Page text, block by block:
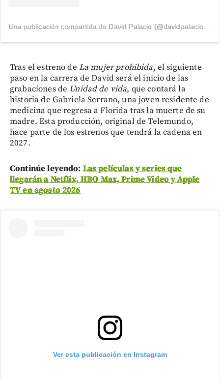
Una publicación compartida de David Palacio (@davidpalacio91)
Tras el estreno de La mujer prohibida, el siguiente
paso en la carrera de David será el inicio de las
grabaciones de Unidad de vida, que contará la
historia de Gabriela Serrano, una joven residente de
medicina que regresa a Florida tras la muerte de su
madre. Esta producción, original de Telemundo,
hace parte de los estrenos que tendrá la cadena en
2027.
Continúe leyendo: Las películas y series que
llegarán a Netflix, HBO Max, Prime Video y Apple
TV en agosto 2026
Ver esta publicación en Instagram